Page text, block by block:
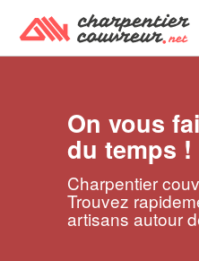
On vous
du temps !
Charpentier
Trouvez
artisans autour